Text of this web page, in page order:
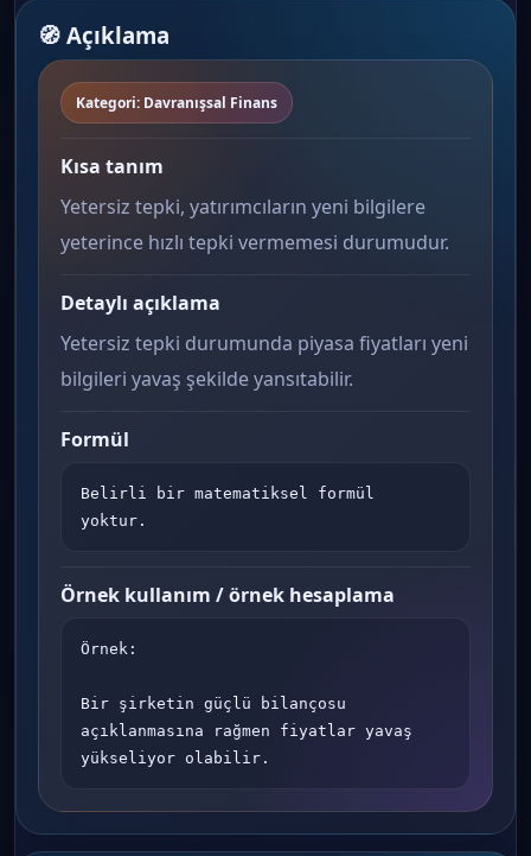
🧭 Açıklama
Kategori: Davranışsal Finans
Kısa tanım
Yetersiz tepki, yatırımcıların yeni bilgilere
yeterince hızlı tepki vermemesi durumudur.
Detaylı açıklama
Yetersiz tepki durumunda piyasa fiyatları yeni
bilgileri yavaş şekilde yansıtabilir.
Formül
Belirli bir matematiksel formül
yoktur.
Örnek kullanım / örnek hesaplama
Örnek:
Bir şirketin güçlü bilançosu
açıklanmasına rağmen fiyatlar yavaş
yükseliyor olabilir.